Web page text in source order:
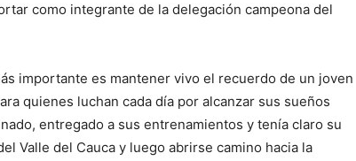
como integrante de la delegación campeona del
importante es mantener vivo el recuerdo de un joven
quienes luchan cada día por alcanzar sus sueños
entregado a sus entrenamientos y tenía claro su
Valle del Cauca y luego abrirse camino hacia la